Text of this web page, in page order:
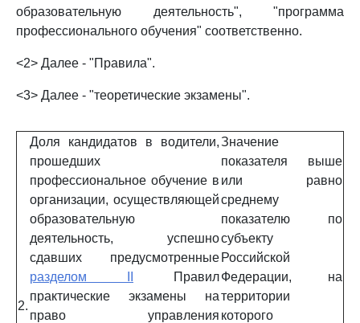
образовательную деятельность", "программа
профессионального обучения" соответственно.
<2> Далее - "Правила".
<3> Далее - "теоретические экзамены".
2.
Доля кандидатов в водители,
прошедших
профессиональное обучение в
организации, осуществляющей
образовательную
деятельность, успешно
сдавших предусмотренные
разделом II
Правил
практические экзамены на
право управления
Значение
показателя выше
или равно
среднему
показателю по
субъекту
Российской
Федерации, на
территории
которого